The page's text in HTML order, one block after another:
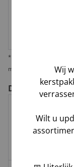
* Wij verzenden 1
mogelijkheid deze per
De voor- en
Geleverd door
Wij
Wilt u